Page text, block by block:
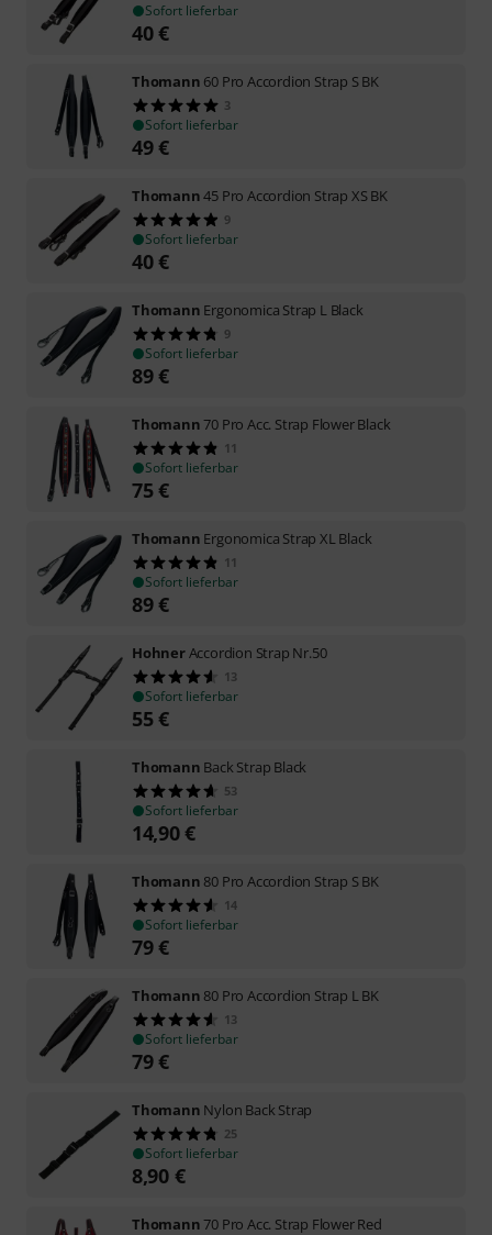
Sofort lieferbar
40€
Thomann 60 Pro Accordion Strap S BK
3
Sofort lieferbar
49€
Thomann45 Pro Accordion Strap XS BK
9
Sofort lieferbar
40€
Thomann Ergonomica Strap L Black
9
Sofort lieferbar
89€
Thomann70 Pro Acc. Strap Flower Black
11
Sofort lieferbar
75€
Thomann Ergonomica Strap XL Black
11
Sofort lieferbar
89€
HohnerAccordion Strap Nr.50
13
Sofort lieferbar
55€
Thomann Back Strap Black
53
Sofort lieferbar
14,90€
Thomann 80 Pro Accordion Strap S BK
14
Sofort lieferbar
79€
Thomann 80 Pro Accordion Strap L BK
13
Sofort lieferbar
79€
Thomann Nylon Back Strap
25
Sofort lieferbar
8,90 €
Thomann70 Pro Acc. Strap Flower Red